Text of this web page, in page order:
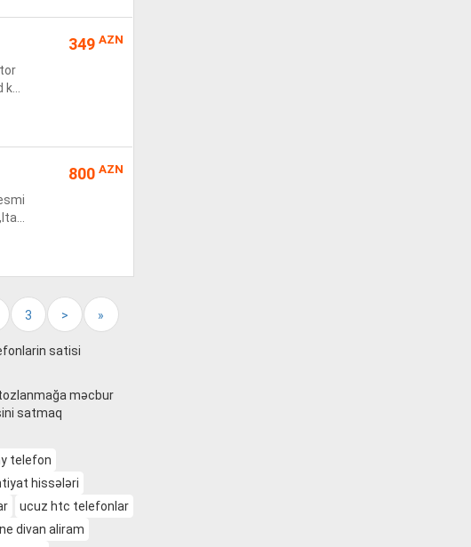
349 AZN
800 AZN
3 > »
satisi
məcbur
satmaq
telefon
hissələri
ucuz htc telefonlar
divan aliram